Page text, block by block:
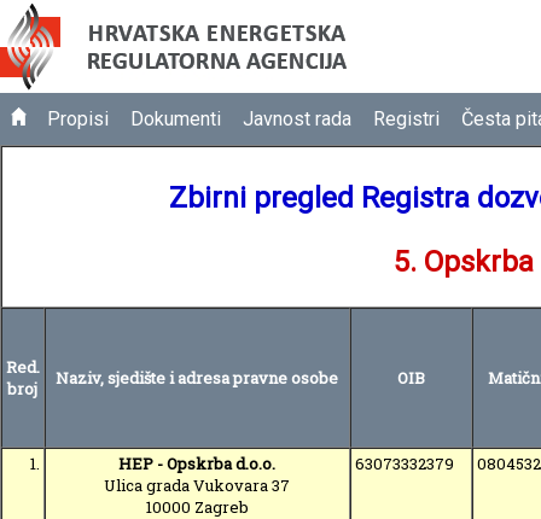
Propisi Dokumenti Javnost rada Registri Česta
Zbirni pregled Registra
5.
Red.
broj
Naziv, sjedište i adresa pravne osobe OIB
1.
HEP - Opskrba d.o.o.
Ulica grada Vukovara 37
10000 Zagreb
63073332379